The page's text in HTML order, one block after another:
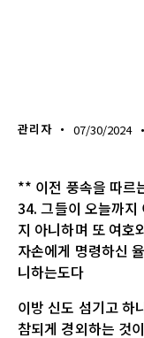
관리자 07/30/2024
** 이전 풍속을 따르
34. 그들이 오늘까지
지 아니하며 또 여호
자손에게 명령하신
니하는도다
이방 신도 섬기고 하
참되게 경외하는 것